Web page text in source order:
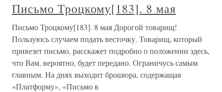
Письмо Троцкому[183]. 8 мая
Письмо Троцкому[183]. 8 мая Дорогой товарищ!
Пользуюсь случаем подать весточку. Товарищ, который
привезет письмо, расскажет подробно о положении здесь,
что Вам, вероятно, будет передано. Ограничусь самым
главным. На днях выходит брошюра, содержащая
«Платформу», «Письмо в